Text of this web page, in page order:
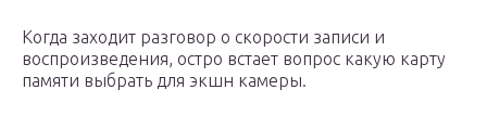
Когда заходит разговор о скорости записи и
воспроизведения, остро встает вопрос какую карту
памяти выбрать для экшн камеры.